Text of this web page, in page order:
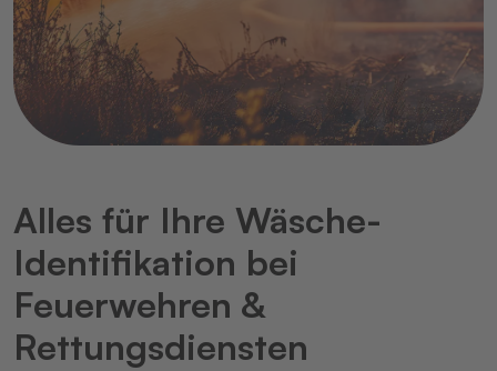
Alles für Ihre Wäsche-
Identifikation bei
Feuerwehren &
Rettungsdiensten